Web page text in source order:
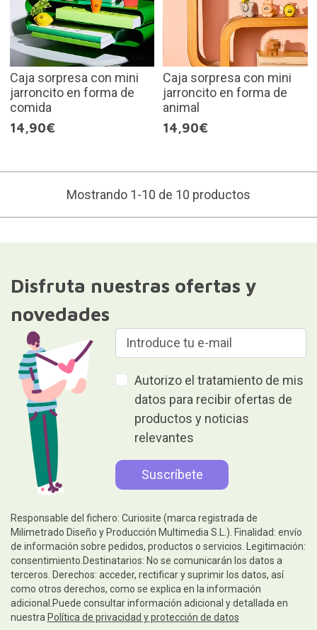
Caja sorpresa con mini
jarroncito en forma de
comida
14,90€
Caja sorpresa con mini
jarroncito en forma de
animal
14,90€
Mostrando 1-10 de 10 productos
Disfruta nuestras ofertas y
novedades
Autorizo el tratamiento de mis
datos para recibir ofertas de
productos y noticias
relevantes
Responsable del fichero: Curiosite (marca registrada de
Milimetrado Diseño y Producción Multimedia S.L.). Finalidad: envío
de información sobre pedidos, productos o servicios. Legitimación:
consentimiento.Destinatarios: No se comunicarán los datos a
terceros. Derechos: acceder, rectificar y suprimir los datos, así
como otros derechos, como se explica en la información
adicional.Puede consultar información adicional y detallada en
nuestra Política de privacidad y protección de datos